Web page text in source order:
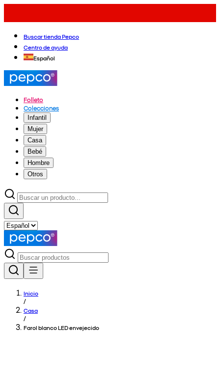
Buscar tienda Pepco
Centro de ayuda
Español
Folleto
Colecciones
Infantil
Mujer
Casa
Bebé
Hombre
Otros
Inicio
/
Casa
/
Farol blanco LED envejecido